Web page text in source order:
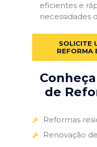
eficientes e
necessidades
SOLICITE
REFORMA
de
Reformas
Renovação